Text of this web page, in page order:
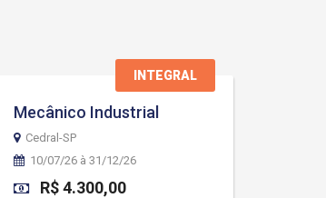
INTEGRAL
Mecânico Industrial
Cedral-SP
10/07/26 à 31/12/26
R$ 4.300,00